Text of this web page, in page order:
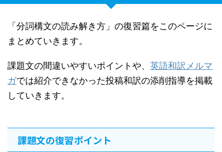
「分詞構文の読み解き方」の復習篇をこのページに
まとめていきます。
課題文の間違いやすいポイントや、 英語和訳メルマ
ガでは紹介できなかった投稿和訳の添削指導を掲載
していきます。
課題文の復習ポイント